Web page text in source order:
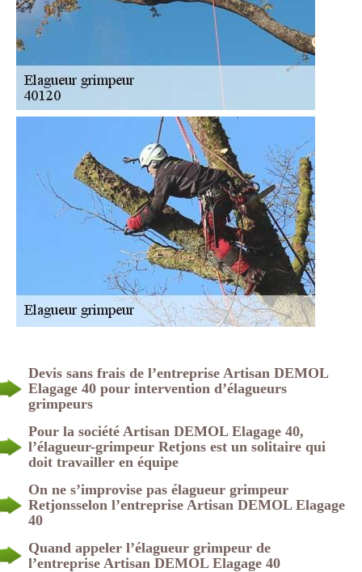
Devis sans frais de l’entreprise Artisan DEMOL
Elagage 40 pour intervention d’élagueurs
grimpeurs
Pour la société Artisan DEMOL Elagage 40,
l’élagueur-grimpeur Retjons est un solitaire qui
doit travailler en équipe
On ne s’improvise pas élagueur grimpeur
Retjonsselon l’entreprise Artisan DEMOL Elagage
40
Quand appeler l’élagueur grimpeur de
l’entreprise Artisan DEMOL Elagage 40